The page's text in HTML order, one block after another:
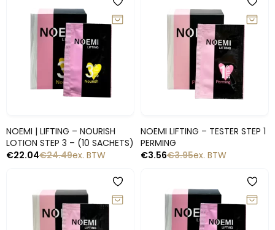
NOEMI | LIFTING – NOURISH
LOTION STEP 3 – (10 SACHETS)
€24.49
€22.04 ex. BTW
NOEMI LIFTING – TESTER STEP 1
PERMING
€3.95
€3.56 ex. BTW